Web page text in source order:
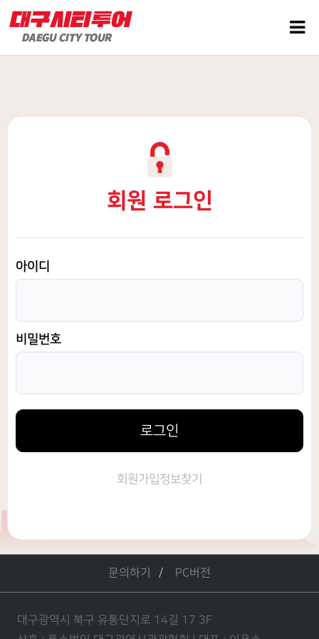
회원 로그인
아이디
비밀번호
로그인
회원가입정보찾기
문의하기 PC버전
대구광역시 북구 유통단지로 14길 17 3F